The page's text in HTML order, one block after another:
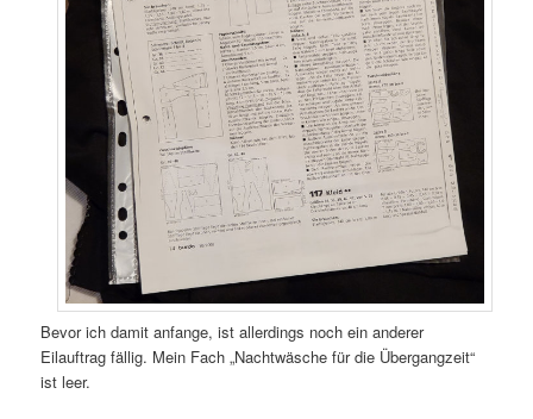
Bevor ich damit anfange, ist allerdings noch ein anderer
Eilauftrag fällig. Mein Fach „Nachtwäsche für die Übergangzeit“
ist leer.